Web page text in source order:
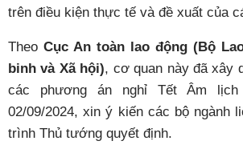
trên điều kiện thực tế và đề xuất của
Theo Cục An toàn lao động (Bộ
binh và Xã hội), cơ quan này đã xây
các phương án nghỉ Tết Âm
02/09/2024, xin ý kiến các bộ ngành
trình Thủ tướng quyết định.